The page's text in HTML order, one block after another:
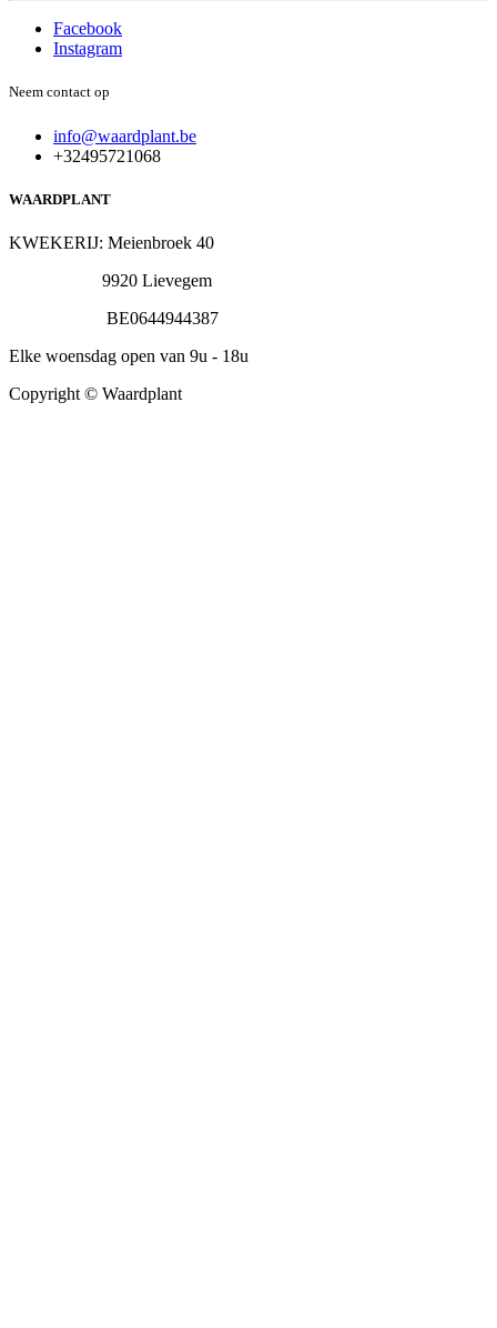
Facebook
Instagram
Neem contact op
info@waardplant.be
+32495721068
WAARDPLANT
KWEKERIJ: Meienbroek 40
9920 Lievegem
BE0644944387
Elke woensdag open van 9u - 18u
Copyright © Waardplant